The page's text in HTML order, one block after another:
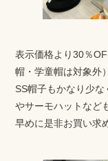
表示価格より30％
帽・学童帽は対象外）
SS帽子もかなり少
やサーモハットなど
早めに是非お買い求